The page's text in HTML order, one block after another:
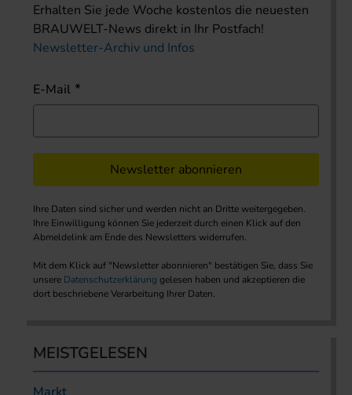
Erhalten Sie jede Woche kostenlos die neuesten
BRAUWELT-News direkt in Ihr Postfach!
Newsletter-Archiv und Infos
E-Mail
Newsletter abonnieren
Ihre Daten sind sicher und werden nicht an Dritte weitergegeben.
Ihre Einwilligung können Sie jederzeit durch einen Klick auf den
Abmeldelink am Ende des Newsletters widerrufen.
Mit dem Klick auf "Newsletter abonnieren" bestätigen Sie, dass Sie
unsere Datenschutzerklärung gelesen haben und akzeptieren die
dort beschriebene Verarbeitung Ihrer Daten.
MEISTGELESEN